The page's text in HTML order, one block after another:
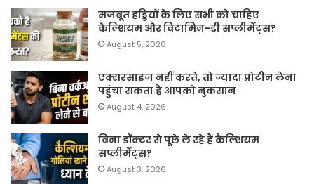
मजबूत हड्डियों के लिए सभी को चाहिए
कैल्शियम और विटामिन-डी सप्लीमेंट्स?
August 5, 2026
एक्सरसाइज नहीं करते, तो ज्यादा प्रोटीन लेना
पहुंचा सकता है आपको नुकसान
August 4, 2026
बिना डॉक्टर से पूछे ले रहे हैं कैल्शियम
सप्लीमेंट्स?
August 3, 2026